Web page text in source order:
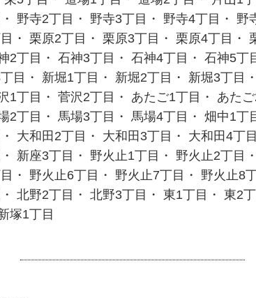
野寺2丁目・ 野寺3丁目・ 野寺4丁目・ 野
・ 栗原2丁目・ 栗原3丁目・ 栗原4丁目・
2丁目・ 石神3丁目・ 石神4丁目・ 石神5丁
目・ 新堀1丁目・ 新堀2丁目・ 新堀3丁目
1丁目・ 菅沢2丁目・ あたご1丁目・ あた
2丁目・ 馬場3丁目・ 馬場4丁目・ 畑中1丁
大和田2丁目・ 大和田3丁目・ 大和田4丁
新座3丁目・ 野火止1丁目・ 野火止2丁目
・ 野火止6丁目・ 野火止7丁目・ 野火止8
北野2丁目・ 北野3丁目・ 東1丁目・ 東2
塚1丁目